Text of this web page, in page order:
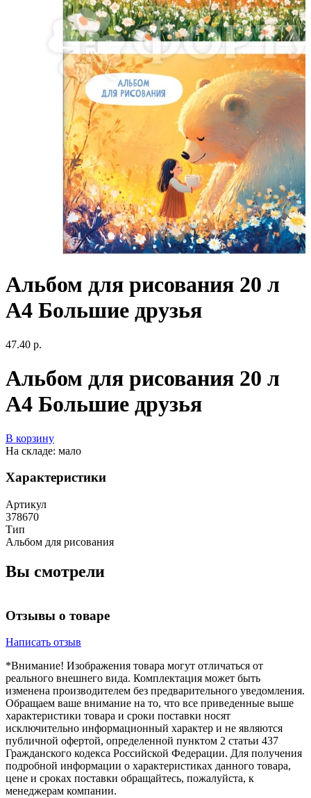
Альбом для рисования 20 л
А4 Большие друзья
47.40 р.
Альбом для рисования 20 л
А4 Большие друзья
В корзину
На складе: мало
Характеристики
Артикул
378670
Тип
Альбом для рисования
Вы смотрели
Отзывы о товаре
Написать отзыв
*Внимание! Изображения товара могут отличаться от
реального внешнего вида. Комплектация может быть
изменена производителем без предварительного уведомления.
Обращаем ваше внимание на то, что все приведенные выше
характеристики товара и сроки поставки носят
исключительно информационный характер и не являются
публичной офертой, определенной пунктом 2 статьи 437
Гражданского кодекса Российской Федерации. Для получения
подробной информации о характеристиках данного товара,
цене и сроках поставки обращайтесь, пожалуйста, к
менеджерам компании.